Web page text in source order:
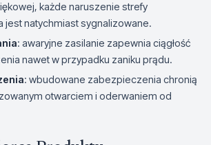
każde naruszenie strefy
natychmiast sygnalizowane.
: awaryjne zasilanie zapewnia ciągłość
nawet w przypadku zaniku prądu.
: wbudowane zabezpieczenia chronią
otwarciem i oderwaniem od